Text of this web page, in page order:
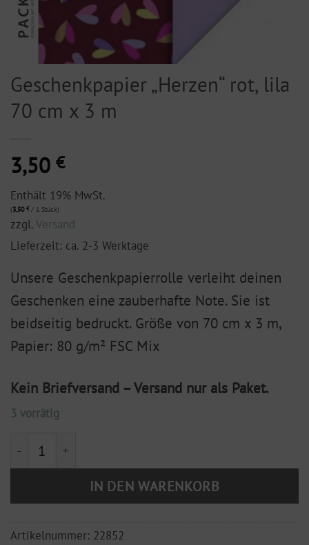
Geschenkpapier „Herzen“ rot, lila
70 cm x 3 m
3,50 €
Enthält 19% MwSt.
(3,50 €/ 1 Stück)
zzgl.Versand
Lieferzeit: ca. 2-3 Werktage
Unsere Geschenkpapierrolle verleiht deinen
Geschenken eine zauberhafte Note. Sie ist
beidseitig bedruckt. Größe von 70 cm x 3 m,
Papier: 80 g/m² FSC Mix
Kein Briefversand – Versand nur als Paket.
3 vorrätig
Geschenkpapier "Herzen" rot, lila 70 cm x 3 m Menge
IN DEN WARENKORB
Artikelnummer: 22852